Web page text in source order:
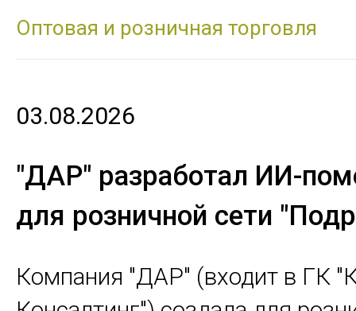
Оптовая и розничная торговля
03.08.2026
"ДАР" разработал ИИ-
для розничной сети
Компания "ДАР" (входит в ГК